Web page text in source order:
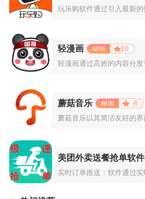
轻漫画
10
蘑菇音乐
8
美团外卖送餐抢单软件